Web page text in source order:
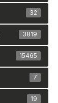
32
3819
15465
7
19